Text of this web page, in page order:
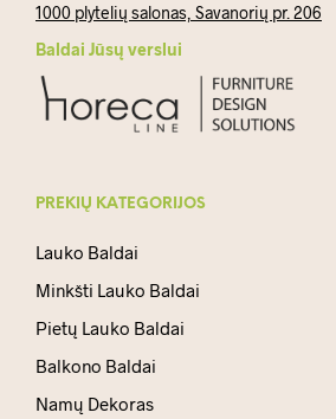
1000 plytelių salonas, Savanorių pr. 206
Baldai Jūsų verslui
PREKIŲ KATEGORIJOS
Lauko Baldai
Minkšti Lauko Baldai
Pietų Lauko Baldai
Balkono Baldai
Namų Dekoras